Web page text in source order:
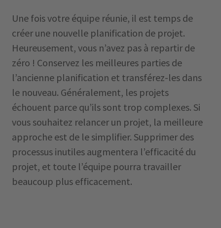
Une fois votre équipe réunie, il est temps de
créer une nouvelle planification de projet.
Heureusement, vous n’avez pas à repartir de
zéro ! Conservez les meilleures parties de
l’ancienne planification et transférez-les dans
le nouveau. Généralement, les projets
échouent parce qu’ils sont trop complexes. Si
vous souhaitez relancer un projet, la meilleure
approche est de le simplifier. Supprimer des
processus inutiles augmentera l’efficacité du
projet, et toute l’équipe pourra travailler
beaucoup plus efficacement.